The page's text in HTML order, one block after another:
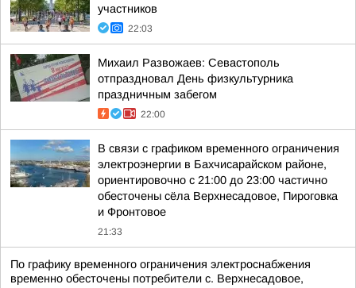
участников
22:03
Михаил Развожаев: Севастополь
отпраздновал День физкультурника
праздничным забегом
22:00
В связи с графиком временного ограничения
электроэнергии в Бахчисарайском районе,
ориентировочно с 21:00 до 23:00 частично
обесточены сёла Верхнесадовое, Пироговка
и Фронтовое
21:33
По графику временного ограничения электроснабжения
временно обесточены потребители с. Верхнесадовое,